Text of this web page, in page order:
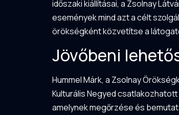
időszaki kiállításai, a Zsolnay
események mind azt a célt
örökségként közvetítse a
Jövőbeni
Hummel Márk, a Zsolnay
Kulturális Negyed
amelynek megőrzése és